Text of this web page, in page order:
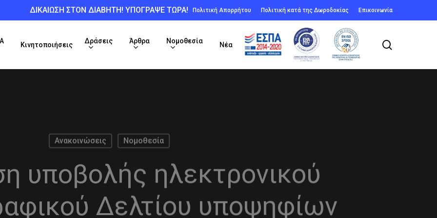
ΔΙΚΑΙΩΣΗ ΣΤΟΝ ΔΙΑΒΗΤΗ! ΥΠΟΓΡΑΨΕ ΤΩΡΑ! Πολιτική Απορρήτου Πολιτική κατά της Δωροδοκίας Επικοινωνία
Κινητοποιήσεις
Δράσεις Άρθρα Νομοθεσία
Νέα
Ανακοινώσεις Νομοθεσία
υποβολής ηλεκτρονικού
Δελτίου υποψηφίων